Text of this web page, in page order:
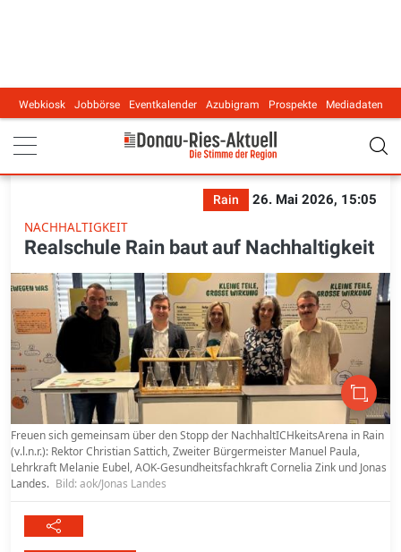
Main navigation
Webkiosk Jobbörse Eventkalender Azubigram Prospekte Mediadaten
Rain
26. Mai 2026, 15:05
NACHHALTIGKEIT
Realschule Rain baut auf Nachhaltigkeit
Freuen sich gemeinsam über den Stopp der NachhaltICHkeitsArena in Rain
(v.l.n.r.): Rektor Christian Sattich, Zweiter Bürgermeister Manuel Paula,
Lehrkraft Melanie Eubel, AOK-Gesundheitsfachkraft Cornelia Zink und Jonas
Landes. Bild: aok/Jonas Landes